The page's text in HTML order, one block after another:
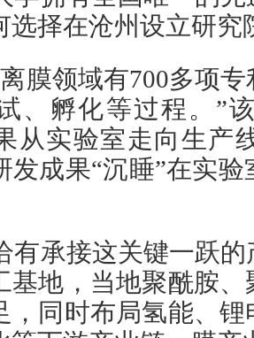
选择在沧州设立研究
膜领域有700多项
、孵化等过程。”
从实验室走向生产
发成果“沉睡”在实
有承接这关键一跃
基地，当地聚酰胺
，同时布局氢能、